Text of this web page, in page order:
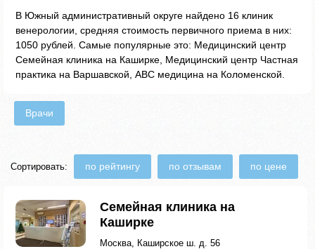
В Южный административный округе найдено 16 клиник
венерологии, средняя стоимость первичного приема в них:
1050 рублей. Самые популярные это: Медицинский центр
Семейная клиника на Каширке, Медицинский центр Частная
практика на Варшавской, ABC медицина на Коломенской.
Врачи
Сортировать: по рейтингу по отзывам по цене
Семейная клиника на
Каширке
Москва, Каширское ш. д. 56